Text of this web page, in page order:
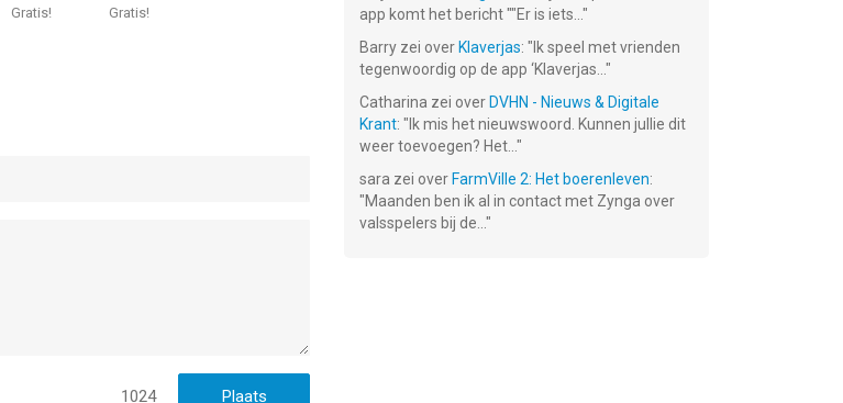
puzzelspel
Gratis!
Gratis!
1024
app komt het bericht ""Er is iets... "
Barry zei over Klaverjas: " Ik speel met vrienden
tegenwoordig op de app ‘Klaverjas... "
Catharina zei over DVHN - Nieuws & Digitale
Krant: " Ik mis het nieuwswoord. Kunnen jullie dit
weer toevoegen? Het... "
sara zei over FarmVille 2: Het boerenleven:
"Maanden ben ik al in contact met Zynga over
valsspelers bij de... "